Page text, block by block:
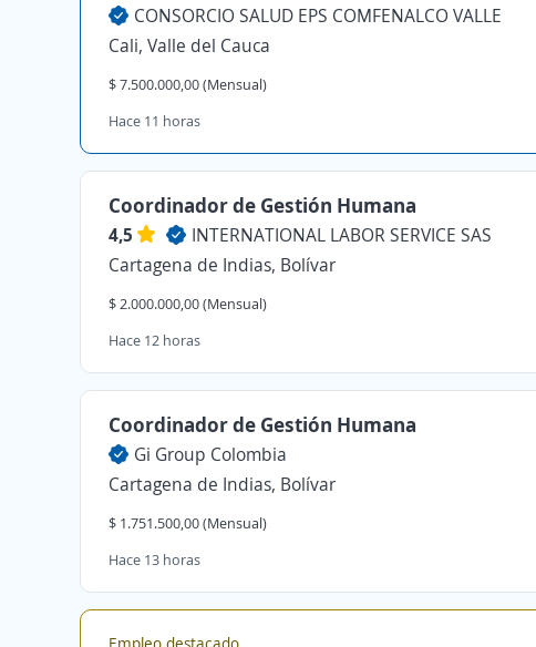
CONSORCIO SALUD EPS COMFENALCO VALLE
Cali, Valle del Cauca
$ 7.500.000,00 (Mensual)
Hace 11 horas
Coordinador de Gestión Humana
4,5
INTERNATIONAL LABOR SERVICE SAS
Cartagena de Indias, Bolívar
$ 2.000.000,00 (Mensual)
Hace 12 horas
Coordinador de Gestión Humana
Gi Group Colombia
Cartagena de Indias, Bolívar
$ 1.751.500,00 (Mensual)
Hace 13 horas